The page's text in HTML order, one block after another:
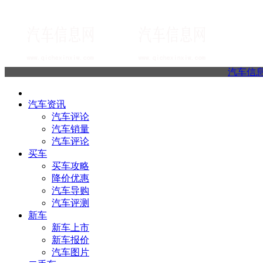
汽车信
汽车资讯
汽车评论
汽车销量
汽车评论
买车
买车攻略
降价优惠
汽车导购
汽车评测
新车
新车上市
新车报价
汽车图片